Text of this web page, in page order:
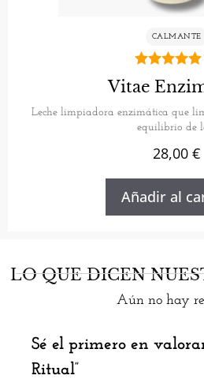
CALMANTE
5.00
de 5
Vitae
Leche limpiadora enzimática que
equilibrio de
28,00 €
Añadir al
LO QUE DICEN
Aún no hay
Sé el primero en
Ritual”